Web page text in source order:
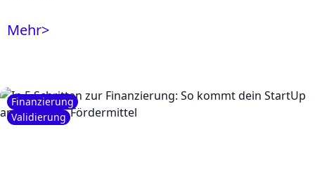
Mehr>
Finanzierung
Validierung